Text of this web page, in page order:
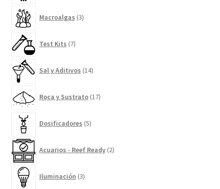
Macroalgas 3productos
Test Kits 7productos
Sal y Aditivos 14productos
Roca y Sustrato 17productos
Dosificadores 5productos
Acuarios - Reef Ready 2productos
Iluminación 3productos